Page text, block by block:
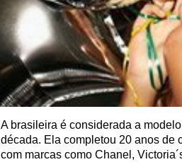
A brasileira é considerada a
década. Ela completou 20 anos de
com marcas como Chanel,